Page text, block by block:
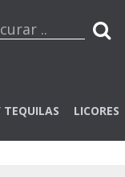
LICORES